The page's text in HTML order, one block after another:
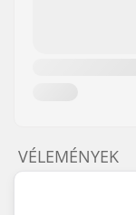
VÉLEMÉNYEK